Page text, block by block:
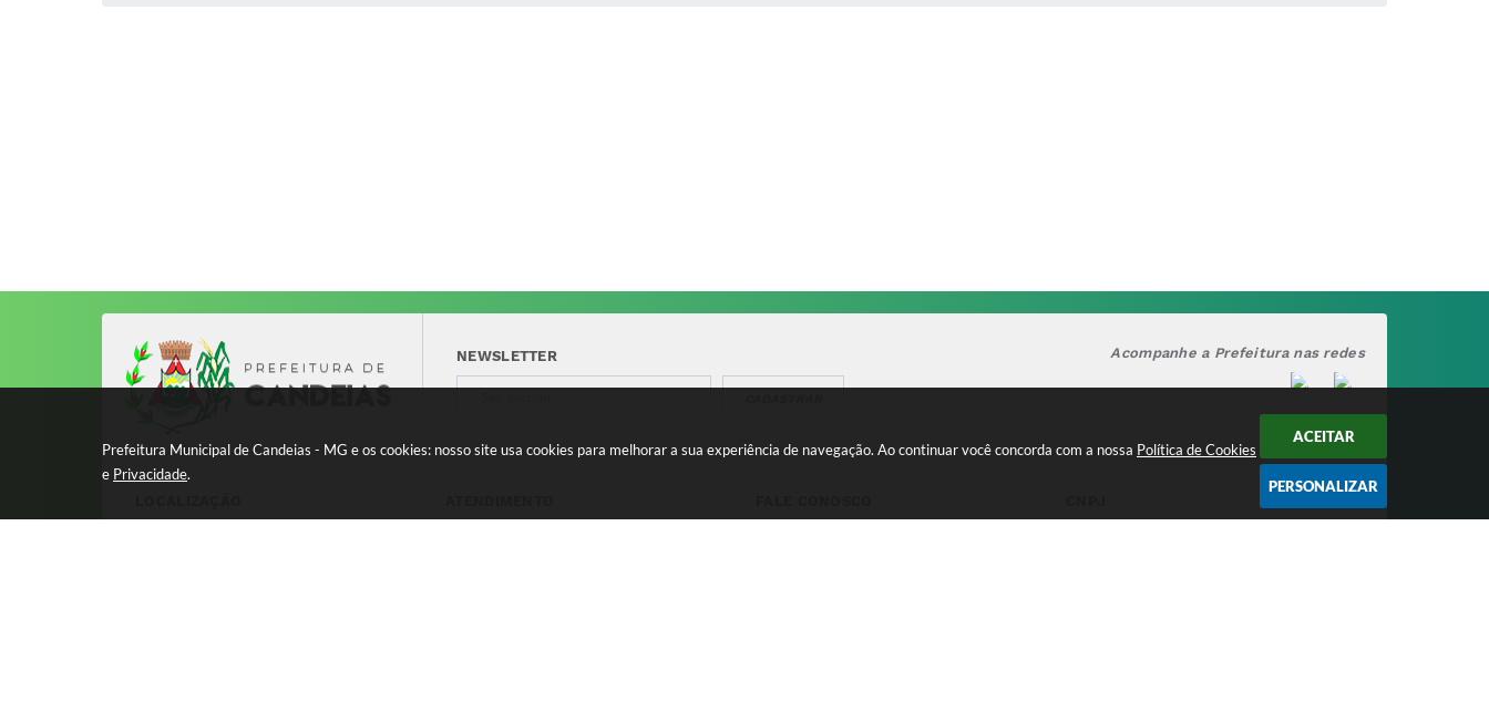
Prefeitura Municipal de Candeias - MG e os cookies: nosso site usa cookies para melhorar a sua experiência de navegação. Ao continuar você concorda com a nossa Política de Cookies
e Privacidade.
ACEITAR
PERSONALIZAR
NEWSLETTER Acompanhe a Prefeitura nas redes
Avenida 17 de Dezembro, nº 240
Segunda-feira a Quinta 08:00 às
Telefone para contato: 17.888.090/0001-00